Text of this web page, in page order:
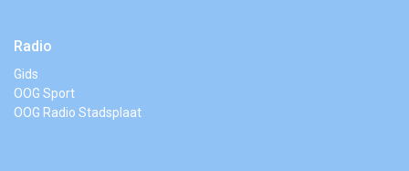
Radio
Gids
OOG Sport
OOG Radio Stadsplaat